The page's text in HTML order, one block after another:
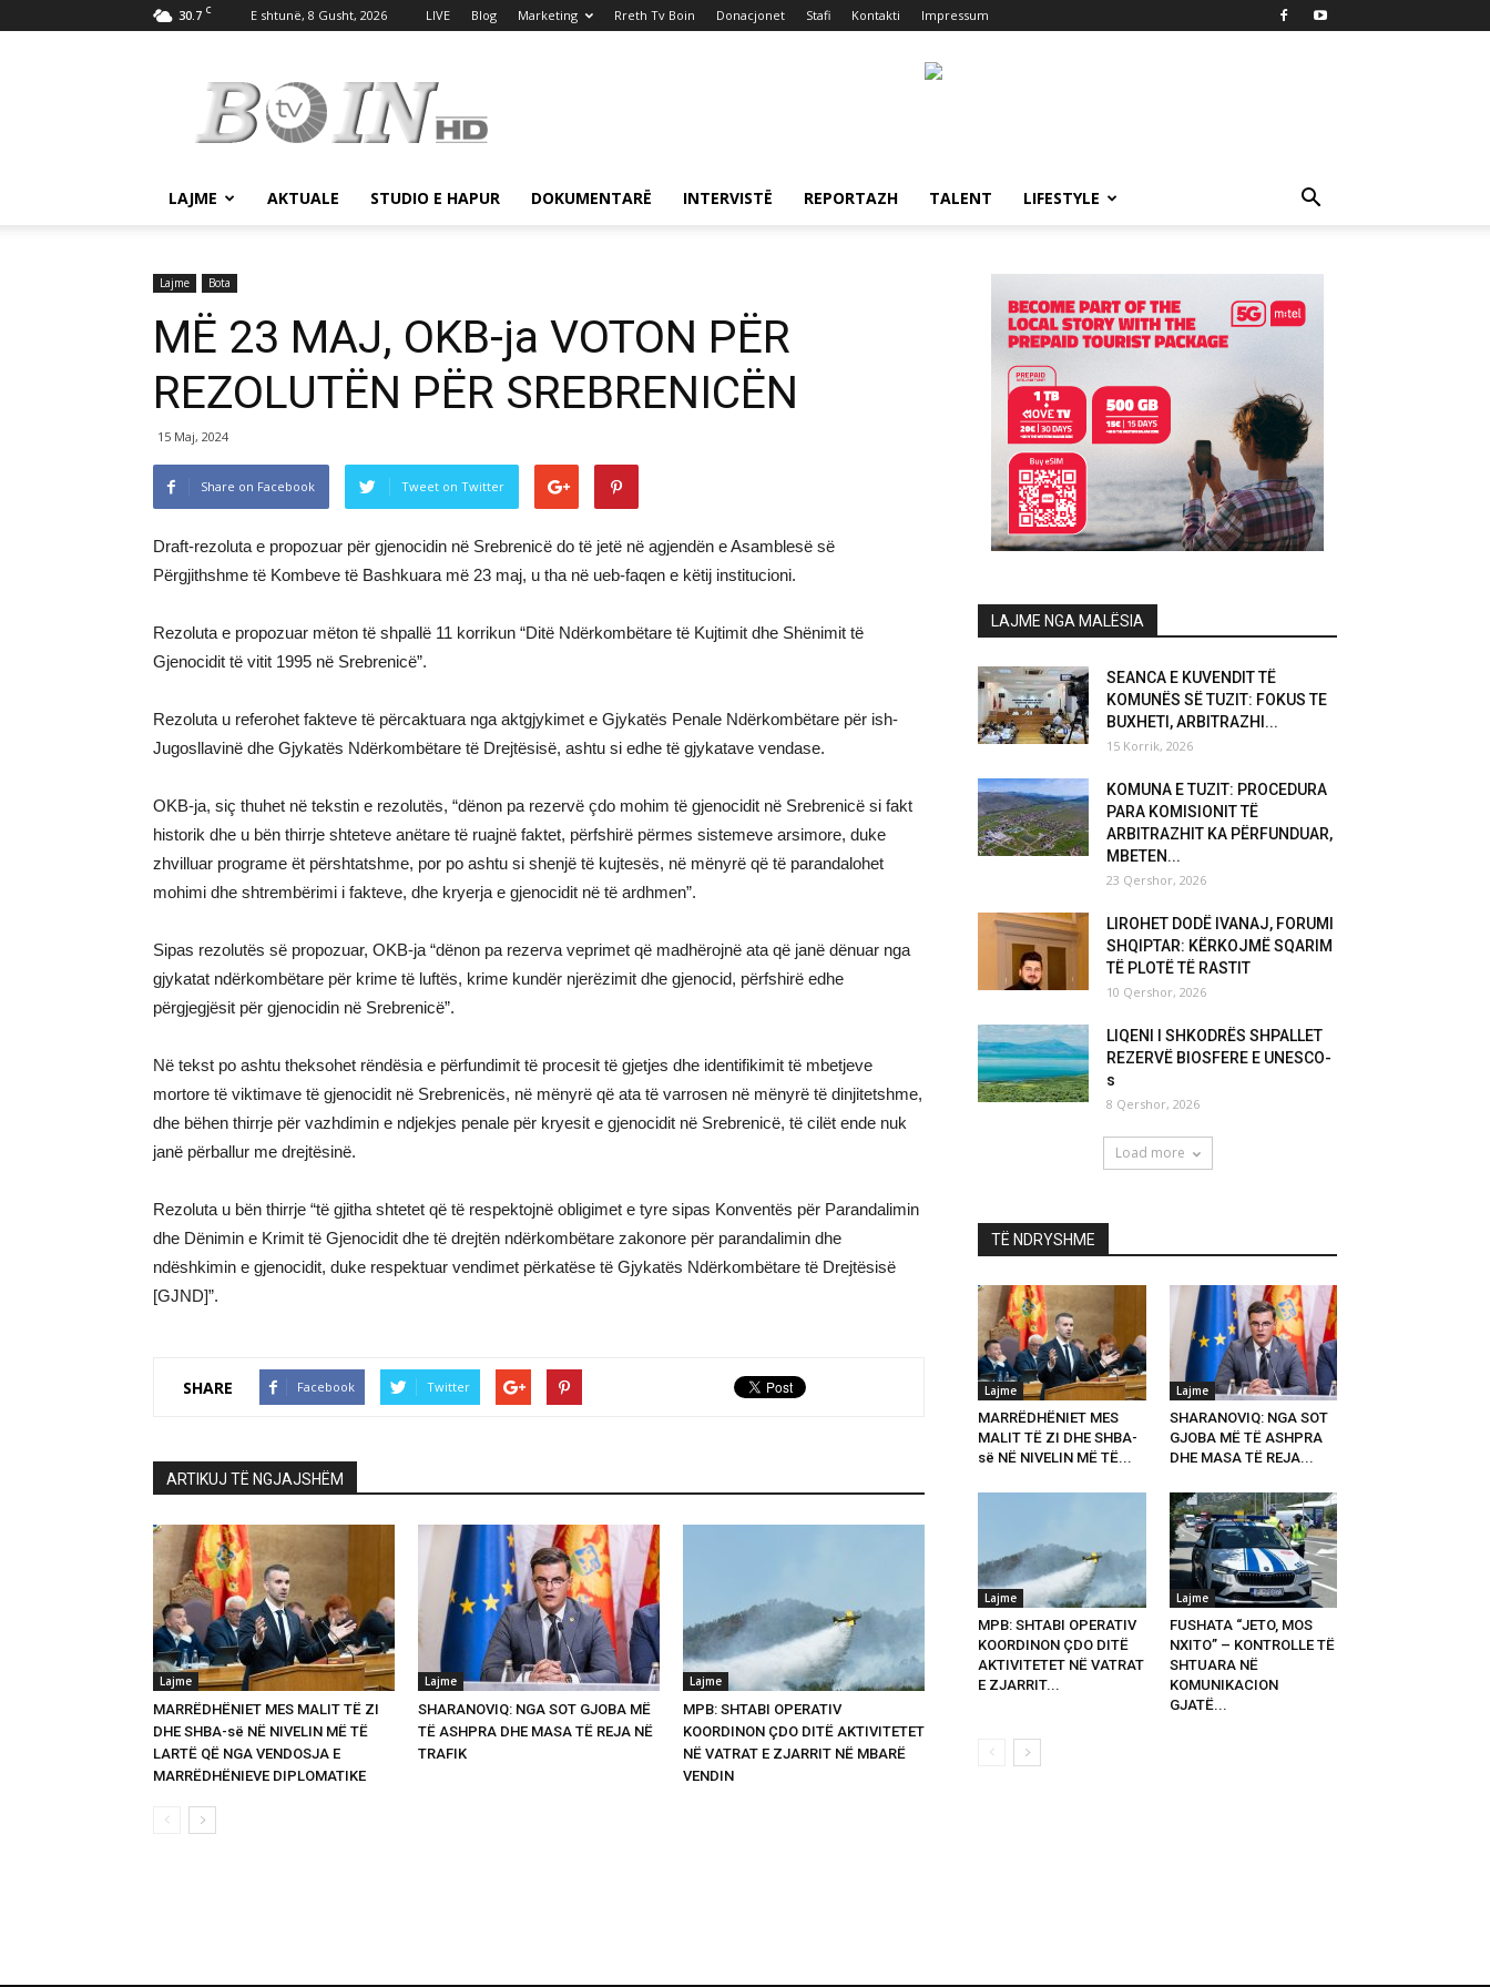
30.7 C E shtunë, 8 Gusht, 2026 LIVE Blog Marketing Rreth Tv Boin Donacjonet Stafi Kontakti Impressum
Boin
LAJME AKTUALE STUDIO E HAPUR DOKUMENTARË INTERVISTË REPORTAZH TALENT LIFESTYLE
Lajme Bota
MË 23 MAJ, OKB-ja VOTON PËR
REZOLUTËN PËR SREBRENICËN
15 Maj, 2024
Share on Facebook Tweet on Twitter
Draft-rezoluta e propozuar për gjenocidin në Srebrenicë do të jetë në agjendën e Asamblesë së
Përgjithshme të Kombeve të Bashkuara më 23 maj, u tha në ueb-faqen e këtij institucioni.
Rezoluta e propozuar mëton të shpallë 11 korrikun “Ditë Ndërkombëtare të Kujtimit dhe Shënimit të
Gjenocidit të vitit 1995 në Srebrenicë”.
Rezoluta u referohet fakteve të përcaktuara nga aktgjykimet e Gjykatës Penale Ndërkombëtare për ish-
Jugosllavinë dhe Gjykatës Ndërkombëtare të Drejtësisë, ashtu si edhe të gjykatave vendase.
OKB-ja, siç thuhet në tekstin e rezolutës, “dënon pa rezervë çdo mohim të gjenocidit në Srebrenicë si fakt
historik dhe u bën thirrje shteteve anëtare të ruajnë faktet, përfshirë përmes sistemeve arsimore, duke
zhvilluar programe ët përshtatshme, por po ashtu si shenjë të kujtesës, në mënyrë që të parandalohet
mohimi dhe shtrembërimi i fakteve, dhe kryerja e gjenocidit në të ardhmen”.
Sipas rezolutës së propozuar, OKB-ja “dënon pa rezerva veprimet që madhërojnë ata që janë dënuar nga
gjykatat ndërkombëtare për krime të luftës, krime kundër njerëzimit dhe gjenocid, përfshirë edhe
përgjegjësit për gjenocidin në Srebrenicë”.
Në tekst po ashtu theksohet rëndësia e përfundimit të procesit të gjetjes dhe identifikimit të mbetjeve
mortore të viktimave të gjenocidit në Srebrenicës, në mënyrë që ata të varrosen në mënyrë të dinjitetshme,
dhe bëhen thirrje për vazhdimin e ndjekjes penale për kryesit e gjenocidit në Srebrenicë, të cilët ende nuk
janë përballur me drejtësinë.
Rezoluta u bën thirrje “të gjitha shtetet që të respektojnë obligimet e tyre sipas Konventës për Parandalimin
dhe Dënimin e Krimit të Gjenocidit dhe të drejtën ndërkombëtare zakonore për parandalimin dhe
ndëshkimin e gjenocidit, duke respektuar vendimet përkatëse të Gjykatës Ndërkombëtare të Drejtësisë
[GJND]”.
SHARE Facebook Twitter
ARTIKUJ TË NGJAJSHËM
Lajme
MARRËDHËNIET MES MALIT TË ZI
DHE SHBA-së NË NIVELIN MË TË
LARTË QË NGA VENDOSJA E
MARRËDHËNIEVE DIPLOMATIKE
Lajme
SHARANOVIQ: NGA SOT GJOBA MË
TË ASHPRA DHE MASA TË REJA NË
TRAFIK
Lajme
MPB: SHTABI OPERATIV
KOORDINON ÇDO DITË AKTIVITETET
NË VATRAT E ZJARRIT NË MBARË
VENDIN
LAJME NGA MALËSIA
SEANCA E KUVENDIT TË
KOMUNËS SË TUZIT: FOKUS TE
BUXHETI, ARBITRAZHI...
15 Korrik, 2026
KOMUNA E TUZIT: PROCEDURA
PARA KOMISIONIT TË
ARBITRAZHIT KA PËRFUNDUAR,
MBETEN...
23 Qershor, 2026
LIROHET DODË IVANAJ, FORUMI
SHQIPTAR: KËRKOJMË SQARIM
TË PLOTË TË RASTIT
10 Qershor, 2026
LIQENI I SHKODRËS SHPALLET
REZERVË BIOSFERE E UNESCO-
s
8 Qershor, 2026
Load more
TË NDRYSHME
Lajme
MARRËDHËNIET MES
MALIT TË ZI DHE SHBA-
së NË NIVELIN MË TË...
Lajme
SHARANOVIQ: NGA SOT
GJOBA MË TË ASHPRA
DHE MASA TË REJA...
Lajme
MPB: SHTABI OPERATIV
KOORDINON ÇDO DITË
AKTIVITETET NË VATRAT
E ZJARRIT...
Lajme
FUSHATA “JETO, MOS
NXITO” – KONTROLLE TË
SHTUARA NË
KOMUNIKACION
GJATË...